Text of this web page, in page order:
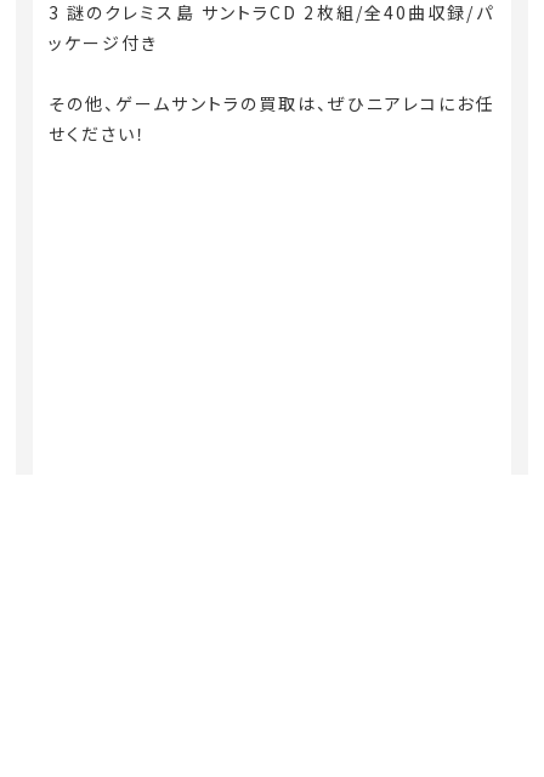
3 謎のクレミス島 サントラCD 2枚組/全40曲収録/パ
ッケージ付き
その他、ゲームサントラの買取は、ぜひニアレコにお任
せください！